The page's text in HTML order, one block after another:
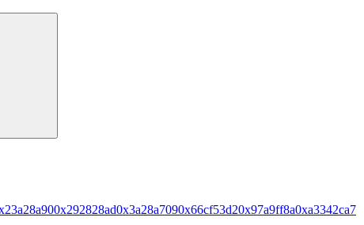
0x292828ad0x3a28a7090x66cf53d20x97a9ff8a0xa3342ca7